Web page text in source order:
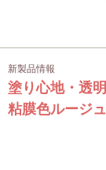
新製品情報
塗り心地・透
粘膜色ルージュ